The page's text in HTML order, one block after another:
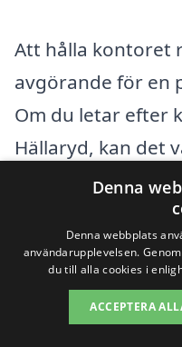
Att hålla kontoret
avgörande för en
Om du letar efter
Hällaryd, kan det
också överväga
städer. Detta kan
jämföra tjänster
resulterar i ett
Denna
Denna webbplats
användarupplevelsen.
du till alla cookies i
ACCEPTERA